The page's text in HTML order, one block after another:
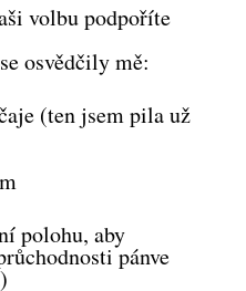
volbu podpoříte
osvědčily mě:
(ten jsem pila už
polohu, aby
pánve